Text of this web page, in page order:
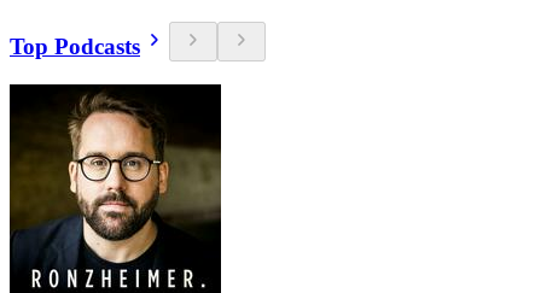
Top Podcasts